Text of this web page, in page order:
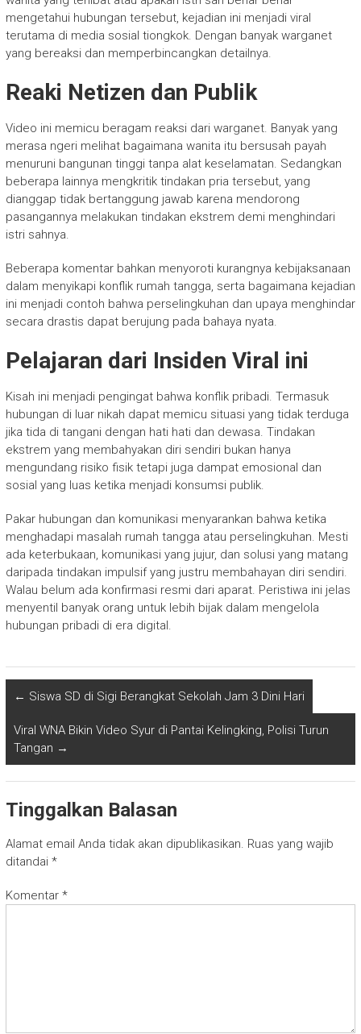
mengetahui hubungan tersebut, kejadian ini menjadi viral
terutama di media sosial tiongkok. Dengan banyak warganet
yang bereaksi dan memperbincangkan detailnya.
Reaki Netizen dan Publik
Video ini memicu beragam reaksi dari warganet. Banyak yang
merasa ngeri melihat bagaimana wanita itu bersusah payah
menuruni bangunan tinggi tanpa alat keselamatan. Sedangkan
beberapa lainnya mengkritik tindakan pria tersebut, yang
dianggap tidak bertanggung jawab karena mendorong
pasangannya melakukan tindakan ekstrem demi menghindari
istri sahnya.
Beberapa komentar bahkan menyoroti kurangnya kebijaksanaan
dalam menyikapi konflik rumah tangga, serta bagaimana kejadian
ini menjadi contoh bahwa perselingkuhan dan upaya menghindar
secara drastis dapat berujung pada bahaya nyata.
Pelajaran dari Insiden Viral ini
Kisah ini menjadi pengingat bahwa konflik pribadi. Termasuk
hubungan di luar nikah dapat memicu situasi yang tidak terduga
jika tida di tangani dengan hati hati dan dewasa. Tindakan
ekstrem yang membahyakan diri sendiri bukan hanya
mengundang risiko fisik tetapi juga dampat emosional dan
sosial yang luas ketika menjadi konsumsi publik.
Pakar hubungan dan komunikasi menyarankan bahwa ketika
menghadapi masalah rumah tangga atau perselingkuhan. Mesti
ada keterbukaan, komunikasi yang jujur, dan solusi yang matang
daripada tindakan impulsif yang justru membahayan diri sendiri.
Walau belum ada konfirmasi resmi dari aparat. Peristiwa ini jelas
menyentil banyak orang untuk lebih bijak dalam mengelola
hubungan pribadi di era digital.
← Siswa SD di Sigi Berangkat Sekolah Jam 3 Dini Hari
Viral WNA Bikin Video Syur di Pantai Kelingking, Polisi Turun
Tangan →
Tinggalkan Balasan
Alamat email Anda tidak akan dipublikasikan. Ruas yang wajib
ditandai *
Komentar *